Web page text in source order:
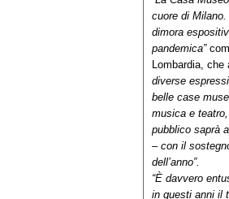
cuore di Milano.
dimora
pandemica”
Lombardia, che
diverse
belle case
musica e
pubblico saprà
– con il
dell’anno”.
“È davvero
in questi anni il